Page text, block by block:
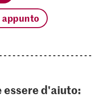
essere d'aiuto: